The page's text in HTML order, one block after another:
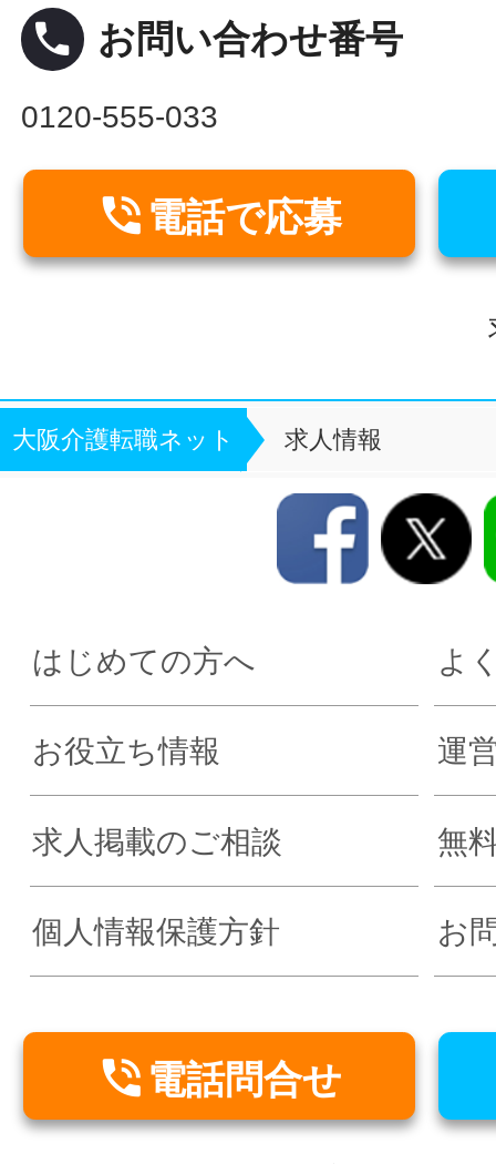
local_phone お問い合わせ番号
0120-555-033
 電話で応募
大阪介護転職ネット 求人情報
はじめての方へ よ
お役立ち情報 運
求人掲載のご相談 無
個人情報保護方針 お
 電話問合せ